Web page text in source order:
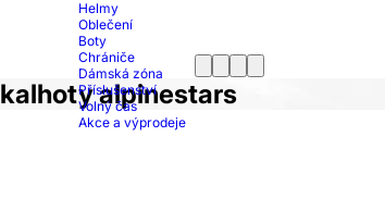
Helmy
Oblečení
Boty
Chrániče
Dámská zóna
Příslušenství
Volný čas
Akce a výprodeje
alpinestars